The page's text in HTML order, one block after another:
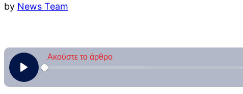
by News Team